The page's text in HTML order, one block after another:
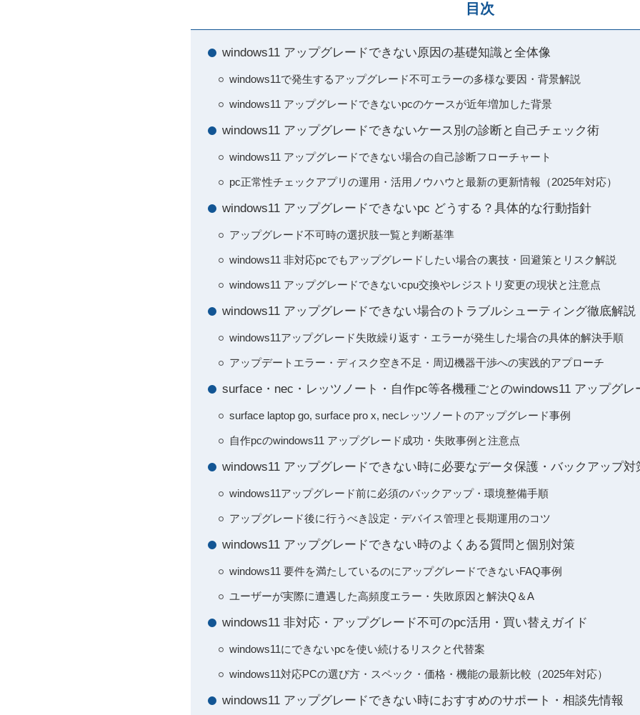
目次
windows11 アップグレードできない原因の基礎知識と全体像
windows11で発生するアップグレード不可エラーの多様な要因・背景解説
windows11 アップグレードできないpcのケースが近年増加した背景
windows11 アップグレードできないケース別の診断と自己チェック術
windows11 アップグレードできない場合の自己診断フローチャート
pc正常性チェックアプリの運用・活用ノウハウと最新の更新情報（2025年対応）
windows11 アップグレードできないpc どうする？具体的な行動指針
アップグレード不可時の選択肢一覧と判断基準
windows11 非対応pcでもアップグレードしたい場合の裏技・回避策とリスク解説
windows11 アップグレードできないcpu交換やレジストリ変更の現状と注意点
windows11 アップグレードできない場合のトラブルシューティング徹底解説
windows11アップグレード失敗繰り返す・エラーが発生した場合の具体的解決手順
アップデートエラー・ディスク空き不足・周辺機器干渉への実践的アプローチ
surface・nec・レッツノート・自作pc等各機種ごとのwindows11 アップグレ
surface laptop go, surface pro x, necレッツノートのアップグレード事例
自作pcのwindows11 アップグレード成功・失敗事例と注意点
windows11 アップグレードできない時に必要なデータ保護・バックアップ対
windows11アップグレード前に必須のバックアップ・環境整備手順
アップグレード後に行うべき設定・デバイス管理と長期運用のコツ
windows11 アップグレードできない時のよくある質問と個別対策
windows11 要件を満たしているのにアップグレードできないFAQ事例
ユーザーが実際に遭遇した高頻度エラー・失敗原因と解決Q＆A
windows11 非対応・アップグレード不可のpc活用・買い替えガイド
windows11にできないpcを使い続けるリスクと代替案
windows11対応PCの選び方・スペック・価格・機能の最新比較（2025年対応）
windows11 アップグレードできない時におすすめのサポート・相談先情報